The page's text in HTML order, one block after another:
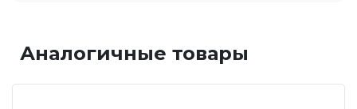
Аналогичные товары